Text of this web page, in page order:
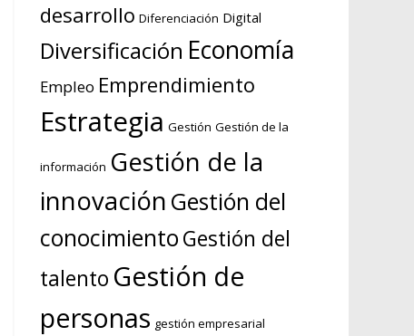
desarrollo Diferenciación Digital
Diversificación Economía
Empleo Emprendimiento
Estrategia Gestión Gestión de la
información Gestión de la
innovación Gestión del
conocimientoGestión del
talento Gestión de
personas gestión empresarial